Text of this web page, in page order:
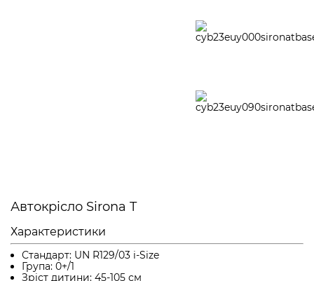
Автокрісло Sirona T
Характеристики
Стандарт: UN R129/03 i-Size
Група: 0+/1
Зріст дитини: 45-105 см